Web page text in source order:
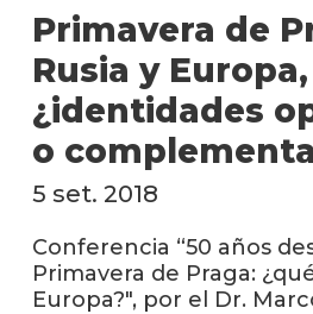
Primavera de
Rusia y Europa,
¿identidades
o
5 set. 2018
Conferencia “50 años
Primavera de Praga:
Europa?", por el Dr.